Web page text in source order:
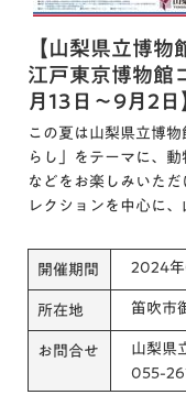
【山梨県立博
江戸東京博物館
月13日～9月2日
この夏は山梨県立博
らし」をテーマに、
などをお楽しみいた
レクションを中心に
開催期間 2024
所在地 笛吹市
お問合せ
山梨県
055-